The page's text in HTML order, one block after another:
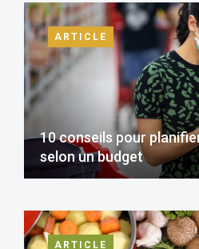
ARTICLE
10 conseils pour
selon un budget
ARTICLE